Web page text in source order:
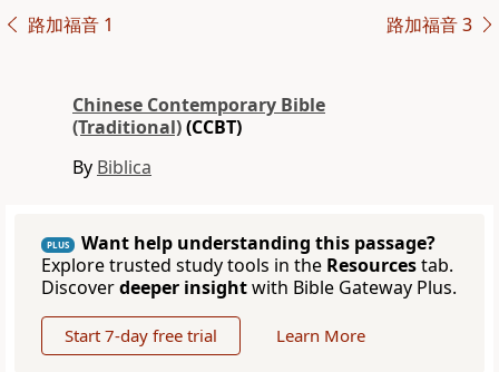
路加福音 1 路加福音 3
Chinese Contemporary Bible
(Traditional)(CCBT)
By Biblica
PLUS
Want help understanding this passage?
Explore trusted study tools in the Resourcestab.
Discoverdeeper insightwith Bible Gateway Plus.
Start 7-day free trial Learn More